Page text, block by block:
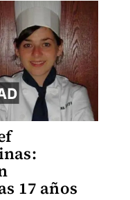
17 años